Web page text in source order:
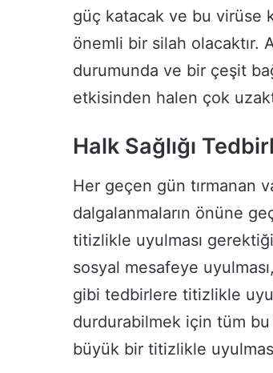
güç katacak ve bu virüse
önemli bir silah olacaktır.
durumunda ve bir çeşit
etkisinden halen çok
Halk Sağlığı
Her geçen gün tırmanan
dalgalanmaların önüne
titizlikle uyulması
sosyal mesafeye
gibi tedbirlere titizlikle
durdurabilmek için tüm
büyük bir titizlikle